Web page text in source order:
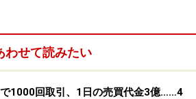
わせて読みたい
1000回取引、1日の売買代金3億……4